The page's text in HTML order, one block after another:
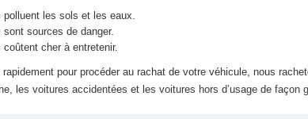
polluent les sols et les eaux.
sont sources de danger.
coûtent cher à entretenir.
rapidement pour procéder au rachat de votre véhicule, nous
les voitures accidentées et les voitures hors d’usage de façon